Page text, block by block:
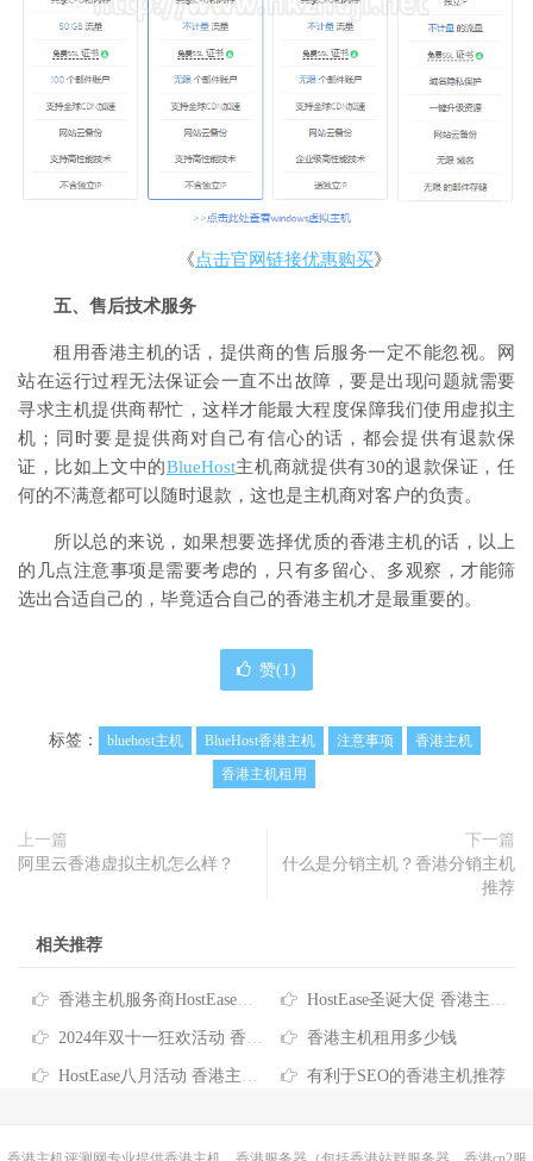
《点击官网链接优惠购买》
五、售后技术服务
租用香港主机的话，提供商的售后服务一定不能忽视。网
站在运行过程无法保证会一直不出故障，要是出现问题就需要
寻求主机提供商帮忙，这样才能最大程度保障我们使用虚拟主
机；同时要是提供商对自己有信心的话，都会提供有退款保
证，比如上文中的BlueHost主机商就提供有30的退款保证，任
何的不满意都可以随时退款，这也是主机商对客户的负责。
所以总的来说，如果想要选择优质的香港主机的话，以上
的几点注意事项是需要考虑的，只有多留心、多观察，才能筛
选出合适自己的，毕竟适合自己的香港主机才是最重要的。
赞(1)
标签： bluehost主机 BlueHost香港主机 注意事项
香港主机
香港主机租用
上一篇
阿里云香港虚拟主机怎么样？
下一篇
什么是分销主机？香港分销主机
推荐
相关推荐
香港主机服务商HostEase推出2026年度六折优惠码 HostEase圣诞大促 香港主机六折优惠低至$3.57/月 买独服最高送256IP
2024年双十一狂欢活动 香港服务器/主机/VPS优惠信息汇总 香港主机租用多少钱
HostEase八月活动 香港主机6折优惠 VPS云主机$5.99元起 有利于SEO的香港主机推荐